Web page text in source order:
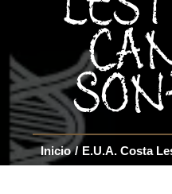
Inicio / E.U.A. Costa